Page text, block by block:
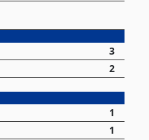
3
2
1
1